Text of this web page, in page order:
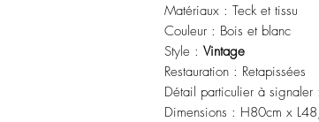
Matériaux : Teck et tissu
Couleur : Bois et blanc
Style : Vintage
Restauration : Retapissées
Détail particulier à signaler
Dimensions : H80cm x